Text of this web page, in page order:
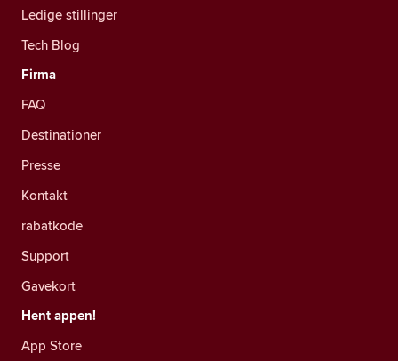
Ledige stillinger
Tech Blog
Firma
FAQ
Destinationer
Presse
Kontakt
rabatkode
Support
Gavekort
Hent appen!
App Store